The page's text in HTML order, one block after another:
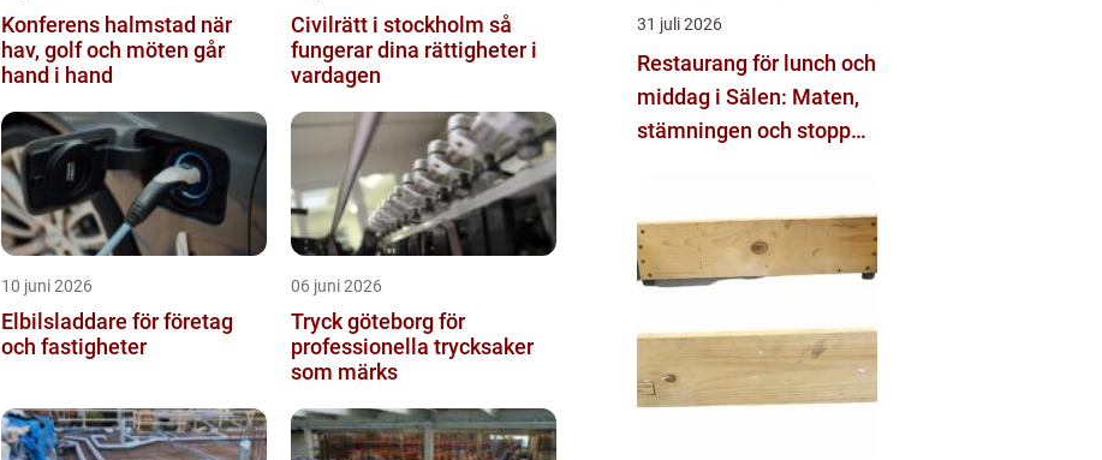
Konferens halmstad när
hav, golf och möten går
hand i hand
Civilrätt i stockholm så
fungerar dina rättigheter i
vardagen
10 juni 2026
Elbilsladdare för företag
och fastigheter
06 juni 2026
Tryck göteborg för
professionella trycksaker
som märks
31 juli 2026
Restaurang för lunch och
middag i Sälen: Maten,
stämningen och stoppen